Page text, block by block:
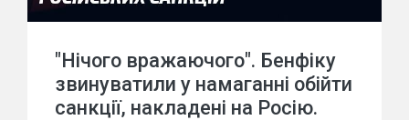
"Нічого вражаючого". Бенфіку
звинуватили у намаганні обійти
санкції, накладені на Росію.